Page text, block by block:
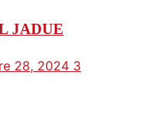
JADUE
28, 2024 3